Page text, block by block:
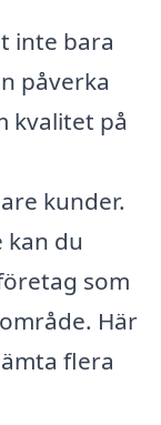
inte bara
påverka
kvalitet på
kunder.
kan du
som
Här
flera